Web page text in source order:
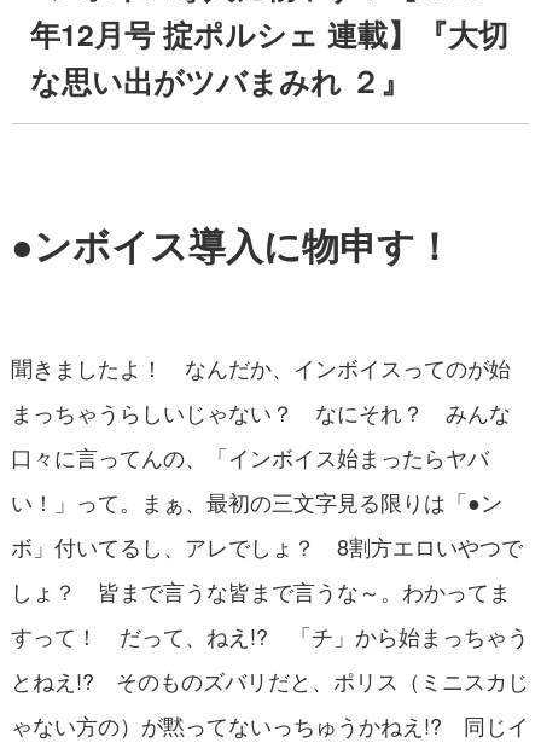
年12月号 掟ポルシェ 連載】『大切
な思い出がツバまみれ ２』
●ンボイス導入に物申す！
聞きましたよ！ なんだか、インボイスってのが始
まっちゃうらしいじゃない？ なにそれ？ みんな
口々に言ってんの、「インボイス始まったらヤバ
い！」って。まぁ、最初の三文字見る限りは「●ン
ボ」付いてるし、アレでしょ？ 8割方エロいやつで
しょ？ 皆まで言うな皆まで言うな～。わかってま
すって！ だって、ねえ!? 「チ」から始まっちゃう
とねえ!? そのものズバリだと、ポリス（ミニスカじ
ゃない方の）が黙ってないっちゅうかねえ!? 同じイ